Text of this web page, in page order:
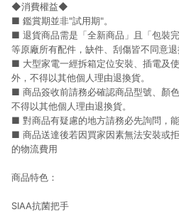
◆消費權益◆
■ 鑑賞期並非"試用期"。
■ 退貨商品需是「全新商品」且「包裝
等原廠所有配件，缺件、刮傷皆不同意退
■ 大型家電一經拆箱定位安裝、插電及
外，不得以其他個人理由退換貨。
■ 商品簽收前請務必確認商品型號、顏
不得以其他個人理由退換貨。
■ 對商品有疑慮的地方請務必先詢問，
■ 商品送達後若因買家因素無法安裝或
的物流費用
商品特色：
SIAA抗菌把手